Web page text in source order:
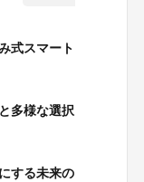
式スマート
多様な選択
する未来の